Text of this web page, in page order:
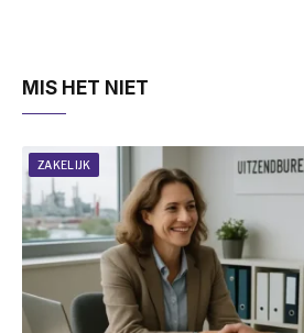
MIS HET NIET
ZAKELIJK